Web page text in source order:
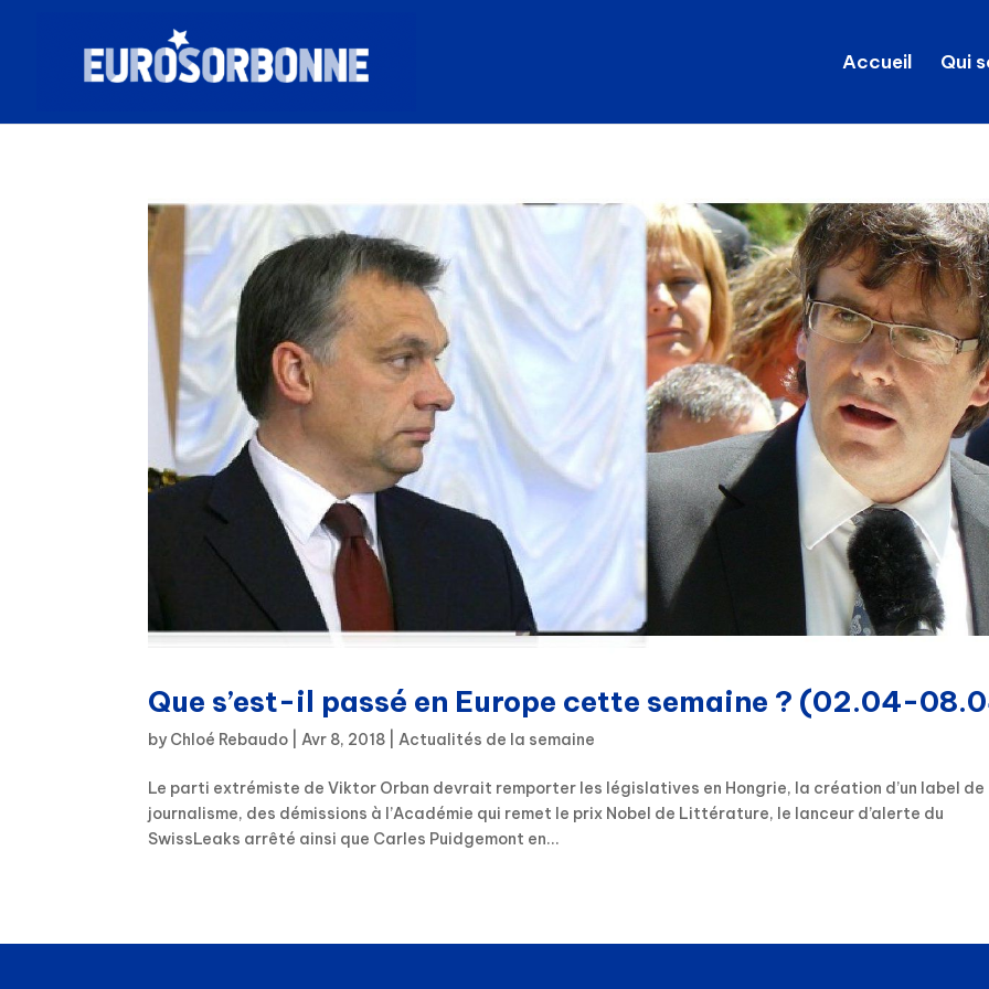
Accueil Qui
Que s’est-il passé en Europe cette semaine ? (02.04-
by Chloé Rebaudo |Avr 8, 2018 |Actualités de la semaine
Le parti extrémiste de Viktor Orban devrait remporter les législatives en Hongrie, la création d’un label de
journalisme, des démissions à l’Académie qui remet le prix Nobel de Littérature, le lanceur d’alerte du
SwissLeaks arrêté ainsi que Carles Puidgemont en...